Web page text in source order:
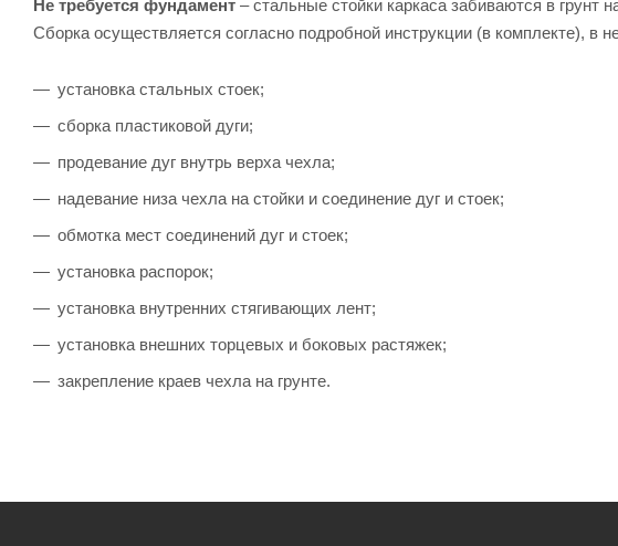
Не требуется фундамент – стальные стойки каркаса забиваются в грунт
Сборка осуществляется согласно подробной инструкции (в комплекте), в
установка стальных стоек;
сборка пластиковой дуги;
продевание дуг внутрь верха чехла;
надевание низа чехла на стойки и соединение дуг и стоек;
обмотка мест соединений дуг и стоек;
установка распорок;
установка внутренних стягивающих лент;
установка внешних торцевых и боковых растяжек;
закрепление краев чехла на грунте.